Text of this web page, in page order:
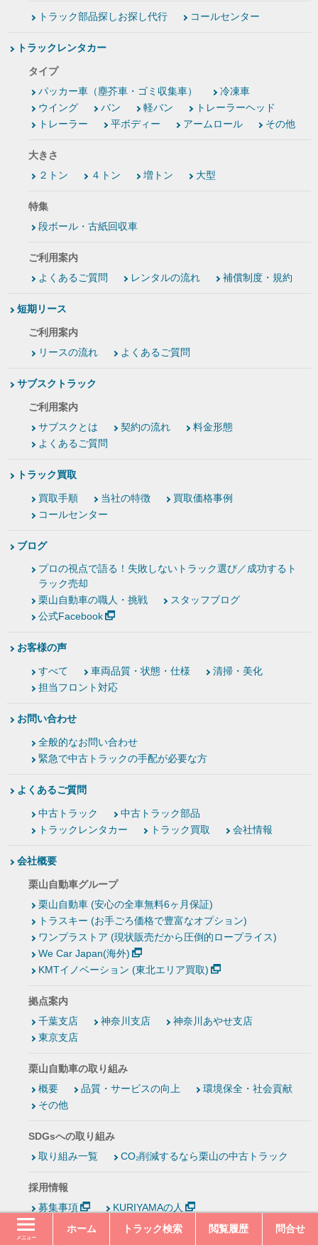
メニュー
ホーム トラック検索 閲覧履歴 問合せ
トラック部品探しお探し代行 コールセンター
トラックレンタカー
タイプ
パッカー車（塵芥車・ゴミ収集車）
冷凍車
ウイング
バン 軽バン
トレーラーヘッド
トレーラー
平ボディー アームロール その他
大きさ
２トン
４トン 増トン 大型
特集
段ボール・古紙回収車
ご利用案内
よくあるご質問
レンタルの流れ 補償制度・規約
短期リース
ご利用案内
リースの流れ
よくあるご質問
サブスクトラック
ご利用案内
サブスクとは
契約の流れ
料金形態
よくあるご質問
トラック買取
買取手順 当社の特徴
買取価格事例
コールセンター
ブログ
プロの視点で語る！失敗しないトラック選び／成功するト
ラック売却
栗山自動車の職人・挑戦
スタッフブログ
公式Facebook
お客様の声
すべて 車両品質・状態・仕様
清掃・美化
担当フロント対応
お問い合わせ
全般的なお問い合わせ
緊急で中古トラックの手配が必要な方
よくあるご質問
中古トラック
中古トラック部品
トラックレンタカー
トラック買取 会社情報
会社概要
栗山自動車グループ
栗山自動車 (安心の全車無料6ヶ月保証)
トラスキー (お手ごろ価格で豊富なオプション)
ワンプラストア (現状販売だから圧倒的ロープライス)
We Car Japan(海外)
KMTイノベーション (東北エリア買取)
拠点案内
千葉支店
神奈川支店
神奈川あやせ支店
東京支店
栗山自動車の取り組み
概要
品質・サービスの向上
環境保全・社会貢献
その他
SDGsへの取り組み
取り組み一覧
CO₂削減するなら栗山の中古トラック
採用情報
募集事項
KURIYAMAの人
KURIYAMAの想い
KURIYAMAという会社